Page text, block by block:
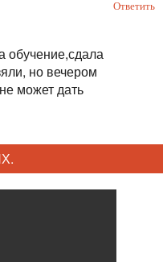
Ответить
обучение,сдала
но вечером
может дать